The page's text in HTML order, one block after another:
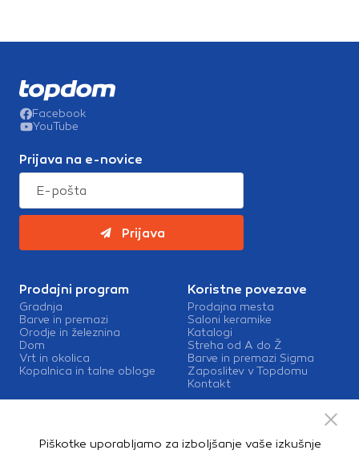
Facebook
YouTube
Prijava na e-novice
Prijava
Prodajni program
Gradnja
Barve in premazi
Orodje in železnina
Dom
Vrt in okolica
Kopalnica in talne obloge
Koristne povezave
Prodajna mesta
Saloni keramike
Katalogi
Streha od A do Ž
Barve in premazi Sigma
Zaposlitev v Topdomu
Kontakt
Mešalnice barv
Piškotke uporabljamo za izboljšanje vaše izkušnje